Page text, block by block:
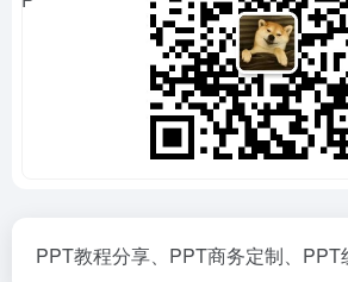
PPT教程分享、PPT商务定制、PPT